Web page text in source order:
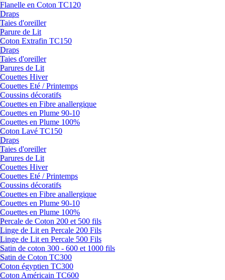
Flanelle en Coton TC120
Draps
Taies d'oreiller
Parure de Lit
Coton Extrafin TC150
Draps
Taies d'oreiller
Parures de Lit
Couettes Hiver
Couettes Eté / Printemps
Coussins décoratifs
Couettes en Fibre anallergique
Couettes en Plume 90-10
Couettes en Plume 100%
Coton Lavé TC150
Draps
Taies d'oreiller
Parures de Lit
Couettes Hiver
Couettes Eté / Printemps
Coussins décoratifs
Couettes en Fibre anallergique
Couettes en Plume 90-10
Couettes en Plume 100%
Percale de Coton 200 et 500 fils
Linge de Lit en Percale 200 Fils
Linge de Lit en Percale 500 Fils
Satin de coton 300 - 600 et 1000 fils
Satin de Coton TC300
Coton égyptien TC300
Coton Américain TC600